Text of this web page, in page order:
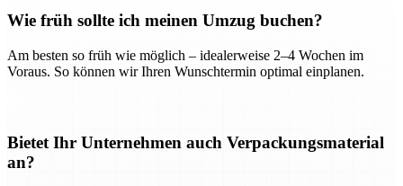
Wie früh sollte ich meinen Umzug buchen?
Am besten so früh wie möglich – idealerweise 2–4 Wochen im
Voraus. So können wir Ihren Wunschtermin optimal einplanen.
Bietet Ihr Unternehmen auch Verpackungsmaterial
an?